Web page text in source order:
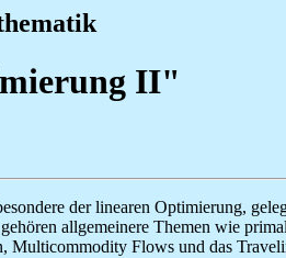
II"
der linearen Optimierung,
allgemeinere Themen wie
Flows und das